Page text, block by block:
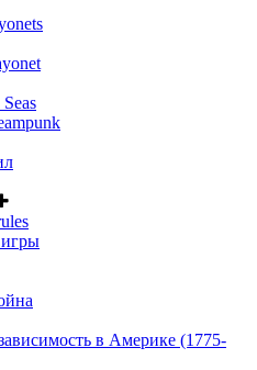
в Америке (1775-